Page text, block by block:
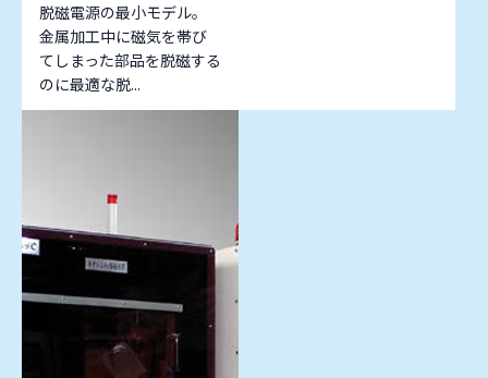
脱磁電源の最小モデル。
金属加工中に磁気を帯び
てしまった部品を脱磁する
のに最適な脱...